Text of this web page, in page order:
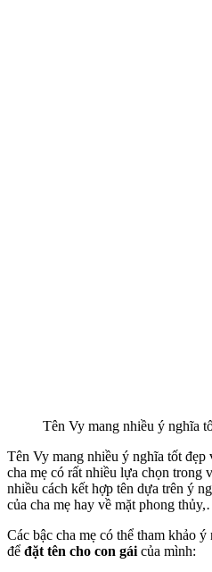
Tên Vy mang nhiều ý nghĩa
Tên Vy mang nhiều ý nghĩa tốt đẹp
cha mẹ có rất nhiều lựa chọn trong
nhiều cách kết hợp tên dựa trên ý
của cha mẹ hay về mặt phong
Các bậc cha mẹ có thể tham khảo
để đặt tên cho con gái của mình: